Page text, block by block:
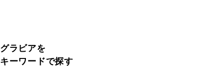
グラビアを
キーワードで探す